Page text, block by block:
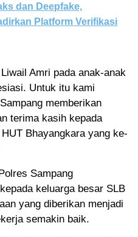
dan Deepfake,
Platform Verifikasi
Amri pada anak-anak
Untuk itu kami
memberikan
terima kasih kepada
Bhayangkara yang ke-
Sampang
keluarga besar SLB
yang diberikan menjadi
semakin baik.